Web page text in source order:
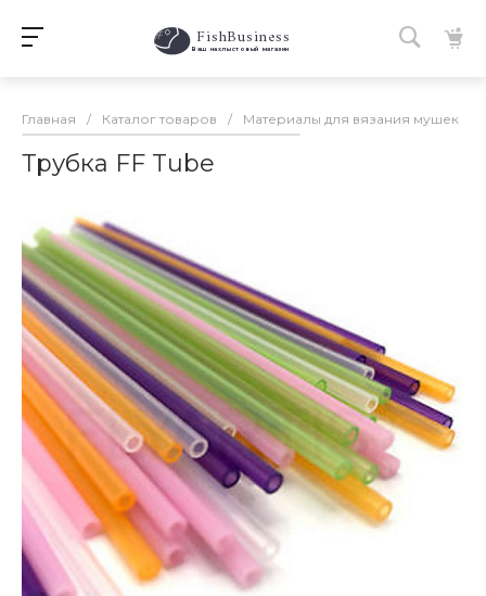
FishBusiness
Ваш нахлыстовый магазин
Главная / Каталог товаров / Материалы для вязания мушек
Трубка FF Tube